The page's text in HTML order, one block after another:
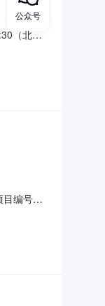
（北京
目编号
公众号